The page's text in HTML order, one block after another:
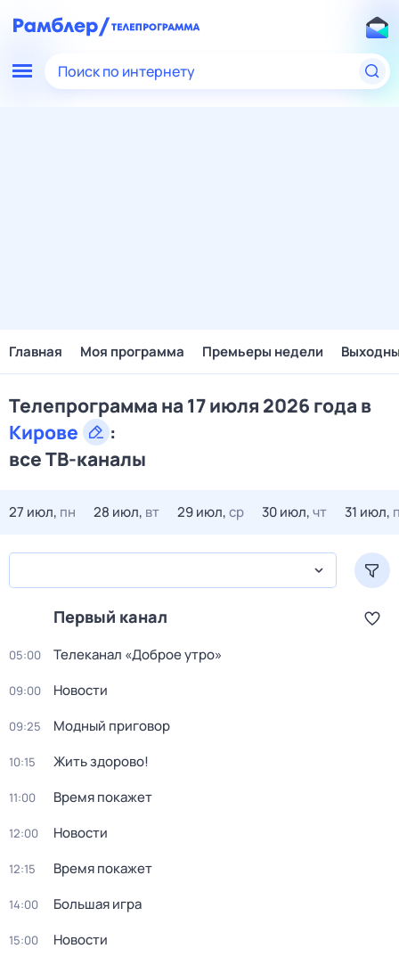
Поиск по интернету
Главная Моя программа Премьеры недели
Телепрограмма на 17 июля 2026 года в
Кирове
:
все ТВ-каналы
27 июл, пн 28 июл, вт 29 июл,ср 30 июл,чт 31 июл,
Первый канал
05:00 Телеканал «Доброе утро»
09:00 Новости
09:25 Модный приговор
10:15 Жить здорово!
11:00 Время покажет
12:00 Новости
12:15 Время покажет
14:00 Большая игра
15:00 Новости